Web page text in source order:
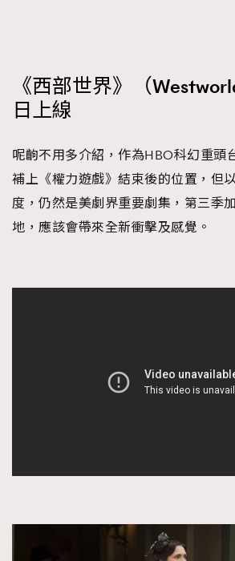
《西部世界》（
日上線
呢齣不用多介紹，作為HBO科幻重頭
補上《權力遊戲》結束後的位置，但
度，仍然是美劇界重要劇集，第三季
地，應該會帶來全新衝擊及感覺。